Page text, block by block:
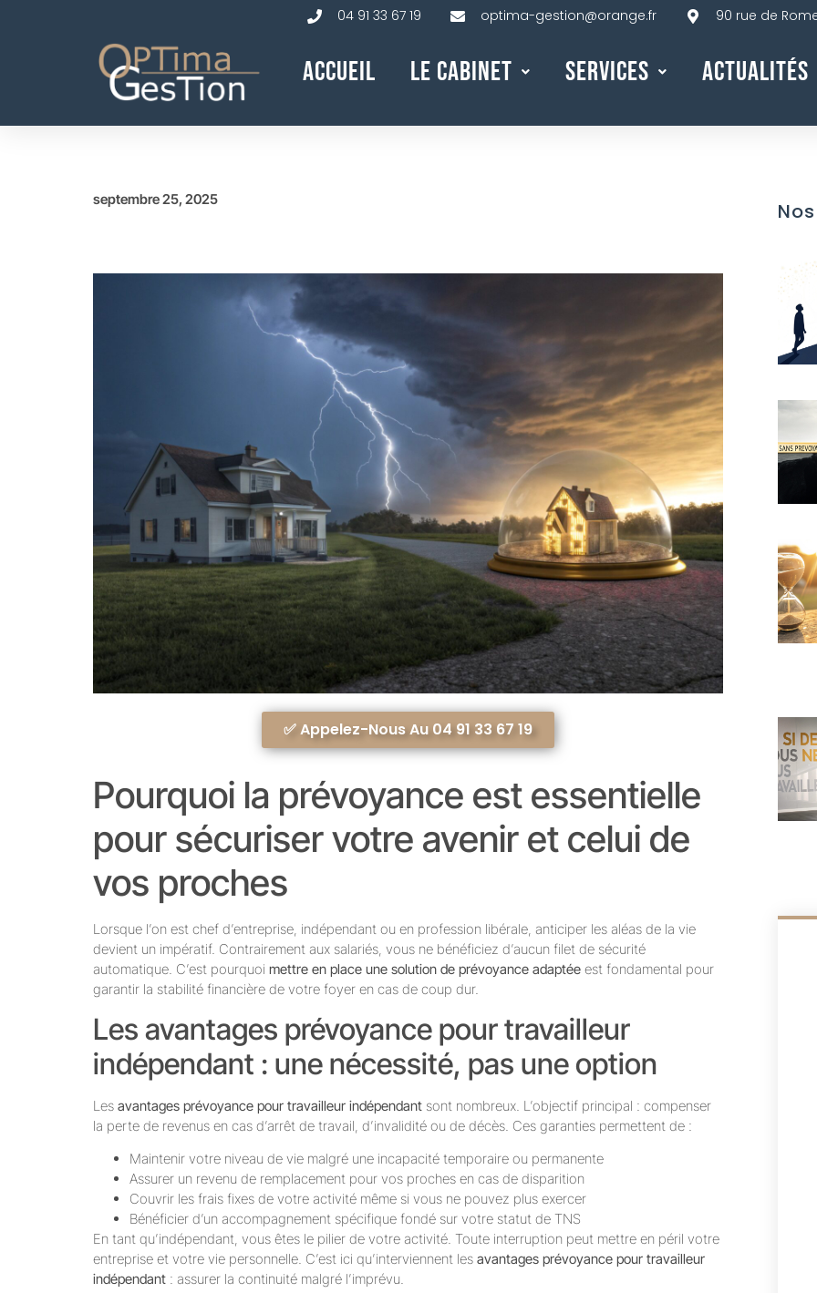
04 91 33 67 19 optima-gestion@orange.fr 90 rue de
Accueil Le Cabinet Services Actualités
septembre 25, 2025
✅ Appelez-Nous Au 04 91 33 67 19
Pourquoi la prévoyance est essentielle
pour sécuriser votre avenir et celui de
vos proches
Lorsque l’on est chef d’entreprise, indépendant ou en profession libérale, anticiper les aléas de la vie
devient un impératif. Contrairement aux salariés, vous ne bénéficiez d’aucun filet de sécurité
automatique. C’est pourquoi mettre en place une solution de prévoyance adaptée est fondamental pour
garantir la stabilité financière de votre foyer en cas de coup dur.
Les avantages prévoyance pour travailleur
indépendant : une nécessité, pas une option
Les avantages prévoyance pour travailleur indépendant sont nombreux. L’objectif principal : compenser
la perte de revenus en cas d’arrêt de travail, d’invalidité ou de décès. Ces garanties permettent de :
Maintenir votre niveau de vie malgré une incapacité temporaire ou permanente
Assurer un revenu de remplacement pour vos proches en cas de disparition
Couvrir les frais fixes de votre activité même si vous ne pouvez plus exercer
Bénéficier d’un accompagnement spécifique fondé sur votre statut de TNS
En tant qu’indépendant, vous êtes le pilier de votre activité. Toute interruption peut mettre en péril votre
entreprise et votre vie personnelle. C’est ici qu’interviennent les avantages prévoyance pour travailleur
indépendant : assurer la continuité malgré l’imprévu.